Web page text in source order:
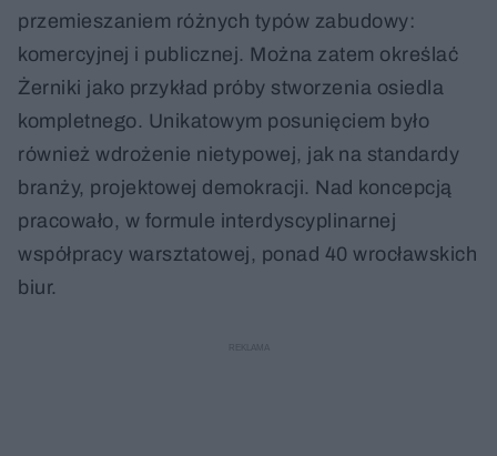
przemieszaniem różnych typów zabudowy:
komercyjnej i publicznej. Można zatem określać
Żerniki jako przykład próby stworzenia osiedla
kompletnego. Unikatowym posunięciem było
również wdrożenie nietypowej, jak na standardy
branży, projektowej demokracji. Nad koncepcją
pracowało, w formule interdyscyplinarnej
współpracy warsztatowej, ponad 40 wrocławskich
biur.